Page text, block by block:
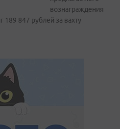
вознаграждения
189 847 рублей за вахту